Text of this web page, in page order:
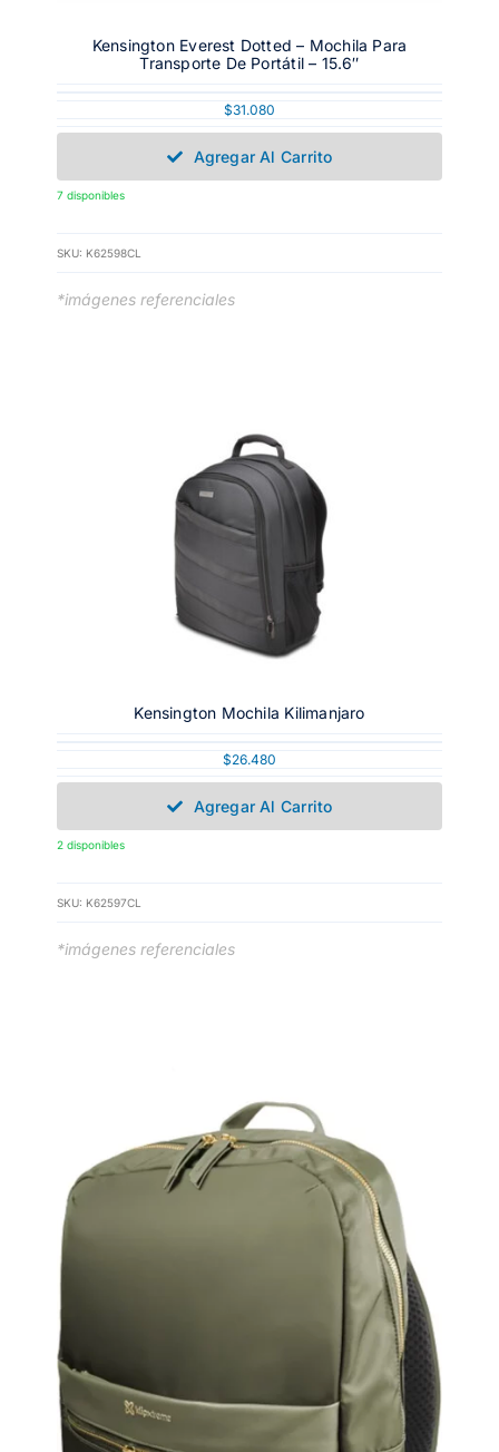
Kensington Everest Dotted – Mochila Para
Transporte De Portátil – 15.6″
$31.080
Agregar Al Carrito
7 disponibles
SKU: K62598CL
*imágenes referenciales
Kensington Mochila Kilimanjaro
$26.480
Agregar Al Carrito
2 disponibles
SKU: K62597CL
*imágenes referenciales